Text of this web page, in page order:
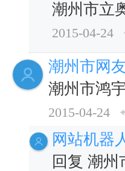
潮州市立
2015-04-24
潮州市网
潮州市鸿
2015-04-24
网站机器
回复 潮州